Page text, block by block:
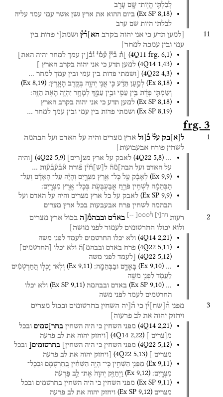
לְבִלְתִּ֥י הֱיֽוֹת־ שָׁ֖ם עָרֹ֑ב
(Ex SP 8,18) ביום ההוא את ארץ גשן אשר עמי עמד עליה
לבלתי היות שם ערב
11 [למען תדע כי אני יהוה בקרב הא]ר֯ץ֯ ושמת[י פדות בין
עמי ובין עמכה למחר]
(4Q11 frg. 6,1) ]ת֯ ב֯י֯ן֯ ע֯מ֯י֯ ו֯ב֯[ין עמך למחר יהיה האת]
(4Q14 1,43) למען תדע כי אני יהוה בקרב הארץ
(4Q22 4,3) [ושמתי פדות בין עמי ובין עמך למחר …
(Ex 8,18) לְמַ֣עַן תֵּדַ֔ע כִּ֛י אֲנִ֥י יְהוָ֖ה בְּקֶ֥רֶב הָאָֽרֶץ׃ (Ex 8,19)
וְשַׂמְתִּ֣י פְדֻ֔ת בֵּ֥ין עַמִּ֖י וּבֵ֣ין עַמֶּ֑ךָ לְמָחָ֥ר יִהְיֶ֖ה הָאֹ֥ת הַזֶּֽה׃
(Ex SP 8,18) למען תדע כי אני יהוה בקרב הארץ
(Ex SP 8,19) ושמתי פדות בין עמי ובין עמך למחר …
frg. 3
1 ל א בק על֯ כ֯[ול ארץ מצרים והיה על האדם ועל הבהמה
לשחין פורח אבעבועות]
…
(4Q22 5,8) לאבק על ארץ מצ רים (4Q22 5,9)
[והיה
על האדם ועל הבה]מ֯ה֯ ל ש ח֯י֯ן פ֯ורח א֯ב֯ע֯ב֯ע֯ות …
(Ex 9,9) לְאָבָ֔ק עַ֖ל כָּל־ אֶ֣רֶץ מִצְרָ֑יִם וְהָיָ֨ה עַל־ הָאָדָ֜ם וְעַל־
הַבְּהֵמָ֗ה לִשְׁחִ֥ין פֹּרֵ֛חַ אֲבַעְבֻּעֹ֖ת בְּכָל־ אֶ֥רֶץ מִצְרָֽיִם׃
(Ex SP 9,9) לאבק על כל ארץ מצרים והיה על האדם ועל
הבהמה לשחין פרח אבעבעות בכל ארץ מצרים
2 רעות ויה י וי֯○○○[ --] באד֯ם ובבהמ֯[ה בכול ארץ מצרים
ולוא יכולו החרטומים לעמוד לפני מושה]
(4Q14 2,21) ולא יכלו החרטמים לעמד לפני משה
(4Q22 5,11) פרח באדם ובבהמ]ה֯ ולא יכלו החרטמים
(4Q22 5,12) [לעמד לפני משה
…
(Ex 9,10) בָּאָדָ֖ם וּבַבְּהֵמָֽה׃ (Ex 9,11) וְלֹֽא־ יָכְל֣וּ הֽ͏ַחַרְטֻמִּ֗ים
לַעֲמֹ֛ד לִפְנֵ֥י מֹשֶׁ֖ה
…
(Ex SP 9,10) באדם ובבהמה (Ex SP 9,11) ולא יכלו
החרטמים לעמד לפני משה
3 מפני ה֯ שח י֯ן כי ה֯[יה השחין בחרטומים ובכול מצרים
ויחזק יהוה את לב פרעוה]
(4Q14 2,21) מפני השחין כי היה השחין בחר]טמים ובכל
מ[צרים
(4Q14 2,22) [ויחזק יהוה את לב פרעה
(4Q22 5,12) מפני השחין כי היה השחין] בחרטומים[
ובכל
מצרים
(4Q22 5,13) [ויחזק יהוה את לב פרעה
(Ex 9,11) מִפְּנֵ֣י הַשְּׁחִ֑ין כִּֽי־ הָיָ֣ה הַשְּׁחִ֔ין בּֽ͏ַחֲרְטֻמִּ֖ם וּבְכָל־
מִצְרָֽיִם׃
(Ex 9,12) וַיְחַזֵּ֤ק יְהוָה֙ אֶת־ לֵ֣ב פַּרְעֹ֔ה
(Ex SP 9,11) מפני השחין כי היה השחין בחרטמים ובכל
מצרים
(Ex SP 9,12) ויחזק יהוה את לב פרעה